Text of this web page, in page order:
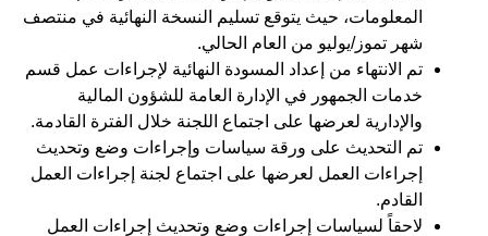
المعلومات، حيث يتوقع تسليم النسخة النهائية في منتصف
شهر تموز/يوليو من العام الحالي.
تم الانتهاء من إعداد المسودة النهائية لإجراءات عمل قسم
خدمات الجمهور في الإدارة العامة للشؤون المالية
والإدارية لعرضها على اجتماع اللجنة خلال الفترة القادمة.
تم التحديث على ورقة سياسات وإجراءات وضع وتحديث
إجراءات العمل لعرضها على اجتماع لجنة إجراءات العمل
القادم.
لاحقاً لسياسات إجراءات وضع وتحديث إجراءات العمل